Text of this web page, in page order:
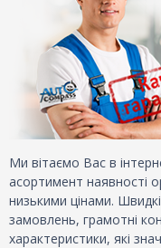
Ми вітаємо Вас в
асортимент наявності
низькими цінами.
замовлень, грамотні
характеристики, які